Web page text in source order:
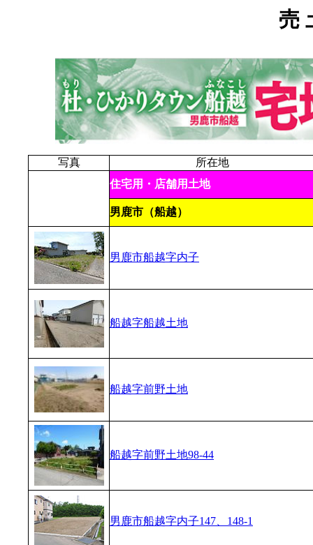
売
写真
所在地
住宅用・店舗用土地
男鹿市（船越）
男鹿市船越字内子
船越字船越土地
船越字前野土地
船越字前野土地98-44
男鹿市船越字内子147、148-1